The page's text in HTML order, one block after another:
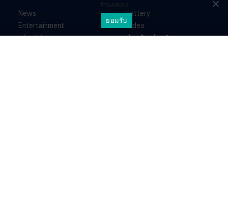
News
Entertainment
Lifestyle
Lottery
Video
ร่วมด้วยช่วยกัน
ส่วนบุคคล
ยอมรับ